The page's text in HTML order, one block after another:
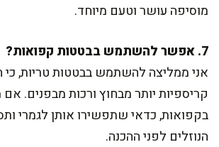
מוסיפה עושר וטעם מיוחד.
7. אפשר להשתמש בבטטות קפואות?
אני ממליצה להשתמש בבטטות טריות, כי
קריספיות יותר מבחוץ ורכות מבפנים.
בקפואות, כדאי שתפשירו אותן לגמרי
הנוזלים לפני ההכנה.